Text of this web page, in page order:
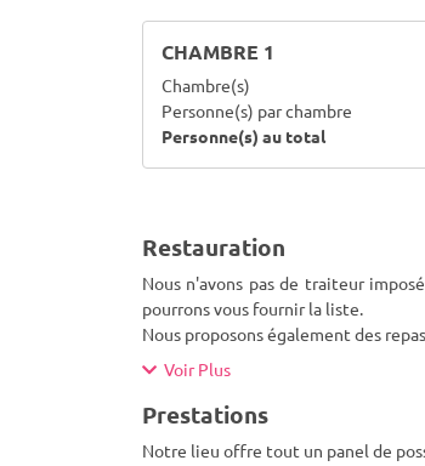
CHAMBRE 1
Chambre(s)
Personne(s) par chambre
Personne(s) au total
Restauration
Nous n'avons pas de traiteur
pourrons vous fournir la liste.
Nous proposons également des
Voir Plus
Prestations
Notre lieu offre tout un panel de